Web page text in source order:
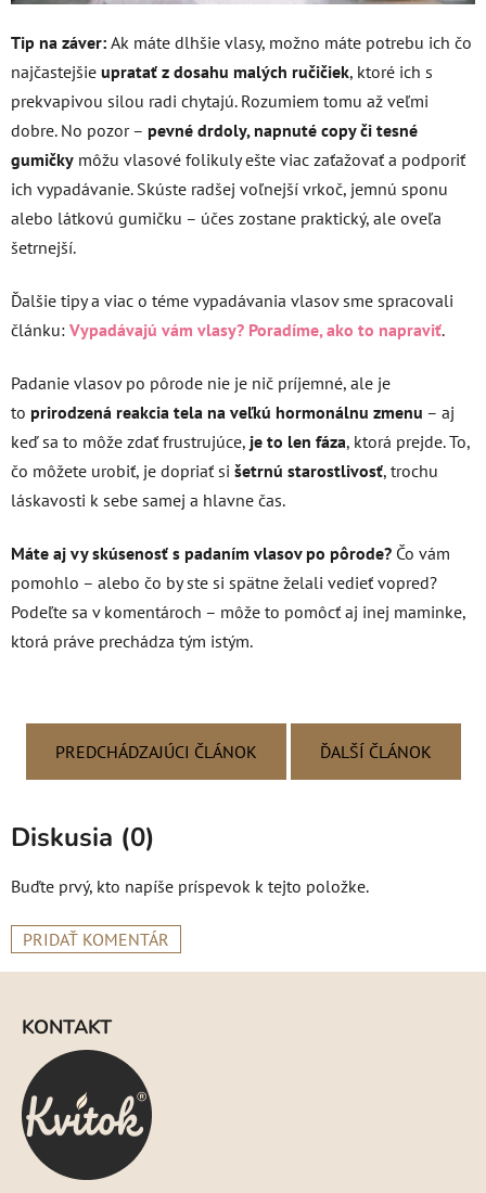
Tip na záver: Ak máte dlhšie vlasy, možno máte potrebu ich čo
najčastejšie upratať z dosahu malých ručičiek, ktoré ich s
prekvapivou silou radi chytajú. Rozumiem tomu až veľmi
dobre. No pozor – pevné drdoly, napnuté copy či tesné
gumičky môžu vlasové folikuly ešte viac zaťažovať a podporiť
ich vypadávanie. Skúste radšej voľnejší vrkoč, jemnú sponu
alebo látkovú gumičku – účes zostane praktický, ale oveľa
šetrnejší.
Ďalšie tipy a viac o téme vypadávania vlasov sme spracovali
článku: Vypadávajú vám vlasy? Poradíme, ako to napraviť.
Padanie vlasov po pôrode nie je nič príjemné, ale je
to prirodzená reakcia tela na veľkú hormonálnu zmenu – aj
keď sa to môže zdať frustrujúce, je to len fáza, ktorá prejde. To,
čo môžete urobiť, je dopriať si šetrnú starostlivosť, trochu
láskavosti k sebe samej a hlavne čas.
Máte aj vy skúsenosť s padaním vlasov po pôrode? Čo vám
pomohlo – alebo čo by ste si spätne želali vedieť vopred?
Podeľte sa v komentároch – môže to pomôcť aj inej maminke,
ktorá práve prechádza tým istým.
PREDCHÁDZAJÚCI ČLÁNOK ĎALŠÍ ČLÁNOK
Diskusia (0)
Buďte prvý, kto napíše príspevok k tejto položke.
PRIDAŤ KOMENTÁR
KONTAKT